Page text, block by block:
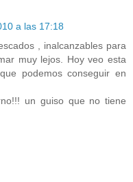
a las 17:18
, inalcanzables para
muy lejos. Hoy veo esta
podemos conseguir en
un guiso que no tiene